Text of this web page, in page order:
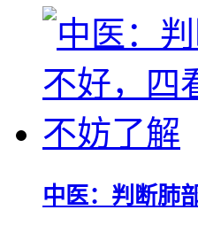
中医：判断肺